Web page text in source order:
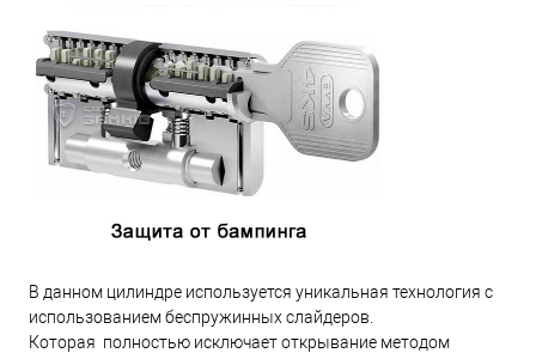
В данном цилиндре используется уникальная технология с
использованием беспружинных слайдеров.
Которая полностью исключает открывание методом